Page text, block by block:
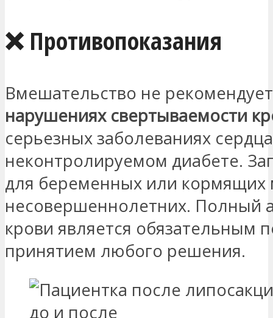
❌ Противопоказания
Вмешательство не
нарушениях свертываемости
серьезных заболеваниях
неконтролируемом диабете.
для беременных или кормящих
несовершеннолетних. Полный
крови является обязательным
принятием любого решения.